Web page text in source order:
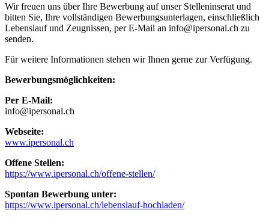
Wir freuen uns über Ihre Bewerbung auf unser Stelleninserat und
bitten Sie, Ihre vollständigen Bewerbungsunterlagen, einschließlich
Lebenslauf und Zeugnissen, per E-Mail an info@ipersonal.ch zu
senden.
Für weitere Informationen stehen wir Ihnen gerne zur Verfügung.
Bewerbungsmöglichkeiten:
Per E-Mail:
info@ipersonal.ch
Webseite:
www.ipersonal.ch
Offene Stellen:
https://www.ipersonal.ch/offene-stellen/
Spontan Bewerbung unter:
https://www.ipersonal.ch/lebenslauf-hochladen/